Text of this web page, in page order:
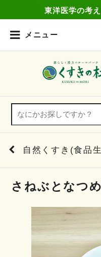
東洋医学の考
メニュー
自然くすき(食品
さねぶとなつめ